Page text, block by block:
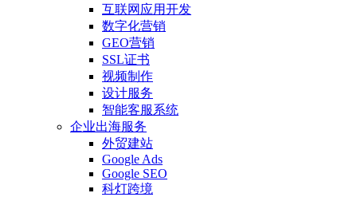
互联网应用开发
数字化营销
GEO营销
SSL证书
视频制作
设计服务
智能客服系统
企业出海服务
外贸建站
Google Ads
Google SEO
科灯跨境